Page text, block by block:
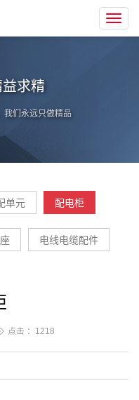
求精
我们永远只做精品
单元 配电柜
电线电缆配件
点击 ： 1218